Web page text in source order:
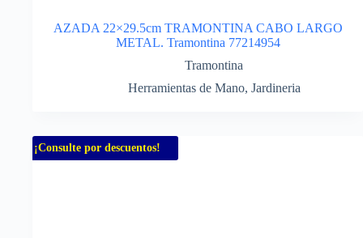
AZADA 22×29.5cm TRAMONTINA CABO LARGO
METAL. Tramontina 77214954
Tramontina
Herramientas de Mano, Jardineria
¡Consulte por descuentos!